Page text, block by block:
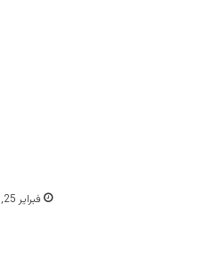
فبراير 25, 2026